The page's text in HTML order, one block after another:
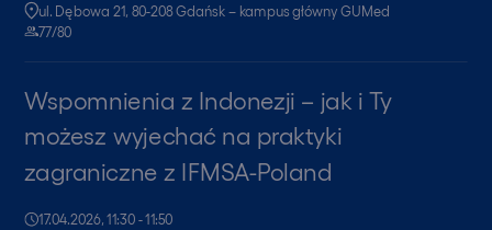
ul. Dębowa 21, 80-208 Gdańsk – kampus główny GUMed
77/80
Wspomnienia z Indonezji – jak i Ty
możesz wyjechać na praktyki
zagraniczne z IFMSA-Poland
17.04.2026, 11:30 - 11:50